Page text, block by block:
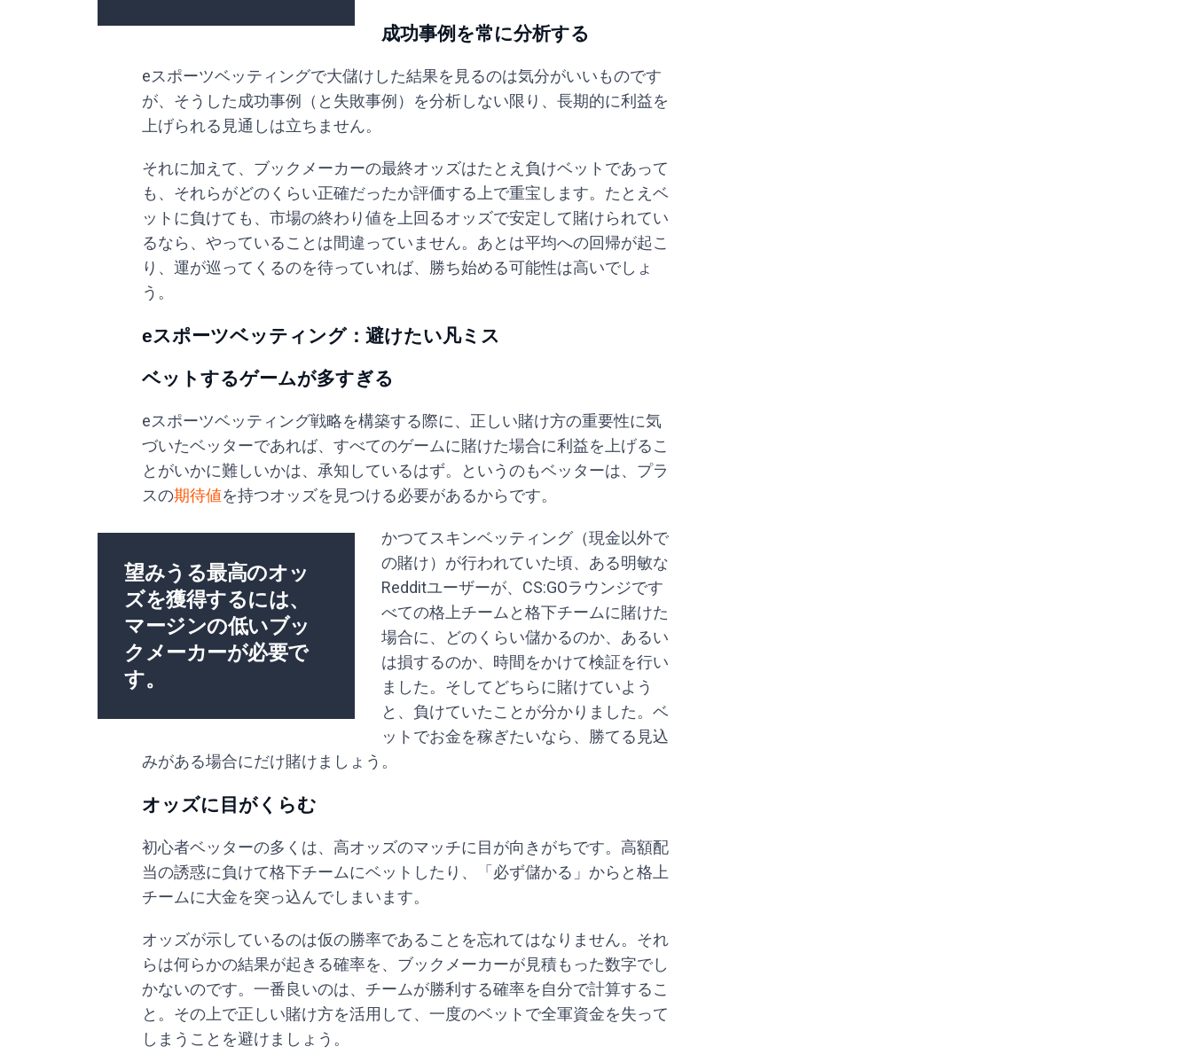
成功事例を常に分析する
eスポーツベッティングで大儲けした結果を見るのは気分がいいものです
が、そうした成功事例（と失敗事例）を分析しない限り、長期的に利益を
上げられる見通しは立ちません。
それに加えて、ブックメーカーの最終オッズはたとえ負けベットであって
も、それらがどのくらい正確だったか評価する上で重宝します。たとえベ
ットに負けても、市場の終わり値を上回るオッズで安定して賭けられてい
るなら、やっていることは間違っていません。あとは平均への回帰が起こ
り、運が巡ってくるのを待っていれば、勝ち始める可能性は高いでしょ
う。
eスポーツベッティング：避けたい凡ミス
ベットするゲームが多すぎる
eスポーツベッティング戦略を構築する際に、正しい賭け方の重要性に気
づいたベッターであれば、すべてのゲームに賭けた場合に利益を上げるこ
とがいかに難しいかは、承知しているはず。というのもベッターは、プラ
スの期待値を持つオッズを見つける必要があるからです。
望みうる最高のオッ
ズを獲得するには、
マージンの低いブッ
クメーカーが必要で
す。
かつてスキンベッティング（現金以外で
の賭け）が行われていた頃、ある明敏な
Redditユーザーが、CS:GOラウンジです
べての格上チームと格下チームに賭けた
場合に、どのくらい儲かるのか、あるい
は損するのか、時間をかけて検証を行い
ました。そしてどちらに賭けていよう
と、負けていたことが分かりました。ベ
ットでお金を稼ぎたいなら、勝てる見込
みがある場合にだけ賭けましょう。
オッズに目がくらむ
初心者ベッターの多くは、高オッズのマッチに目が向きがちです。高額配
当の誘惑に負けて格下チームにベットしたり、「必ず儲かる」からと格上
チームに大金を突っ込んでしまいます。
オッズが示しているのは仮の勝率であることを忘れてはなりません。それ
らは何らかの結果が起きる確率を、ブックメーカーが見積もった数字でし
かないのです。一番良いのは、チームが勝利する確率を自分で計算するこ
と。その上で正しい賭け方を活用して、一度のベットで全軍資金を失って
しまうことを避けましょう。